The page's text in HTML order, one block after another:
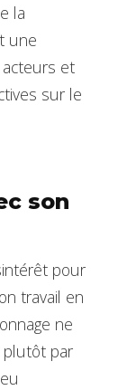
la
une
et
sur le
son
pour
travail en
ne
plutôt par